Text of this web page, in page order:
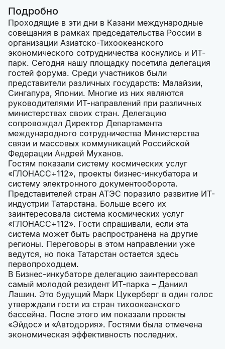
Подробно
Проходящие в эти дни в Казани международные
совещания в рамках председательства России в
организации Азиатско-Тихоокеанского
экономического сотрудничества коснулись и ИТ-
парк. Сегодня нашу площадку посетила делегация
гостей форума. Среди участников были
представители различных государств: Малайзии,
Сингапура, Японии. Многие из них являются
руководителями ИТ-направлений при различных
министерствах своих стран. Делегацию
сопровождал Директор Департамента
международного сотрудничества Министерства
связи и массовых коммуникаций Российской
Федерации Андрей Муханов.
Гостям показали систему космических услуг
«ГЛОНАСС+112», проекты бизнес-инкубатора и
систему электронного документооборота.
Представителей стран АТЭС поразило развитие ИТ-
индустрии Татарстана. Больше всего их
заинтересовала система космических услуг
«ГЛОНАСС+112». Гости спрашивали, если эта
система может быть распространена на другие
регионы. Переговоры в этом направлении уже
ведутся, но пока Татарстан остается здесь
первопроходцем.
В Бизнес-инкубаторе делегацию заинтересовал
самый молодой резидент ИТ-парка – Даниил
Лашин. Это будущий Марк Цукерберг в один голос
утверждали гости из стран тихоокеанского
бассейна. После этого им показали проекты
«Эйдос» и «Автодория». Гостями была отмечена
экономическая эффективность последних.